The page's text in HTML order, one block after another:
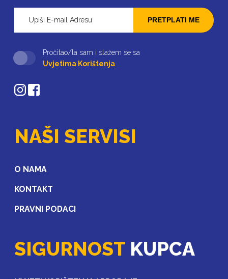
PRETPLATI ME
Pročitao/la sam i slažem se sa
Uvjetima Korištenja
NAŠI SERVISI
O NAMA
KONTAKT
PRAVNI PODACI
SIGURNOST KUPCA